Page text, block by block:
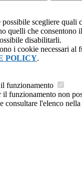
possibile scegliere quali
quelli che consentono
disabilitarli.
i cookie necessari al
POLICY.
funzionamento
il funzionamento non
consultare l'elenco